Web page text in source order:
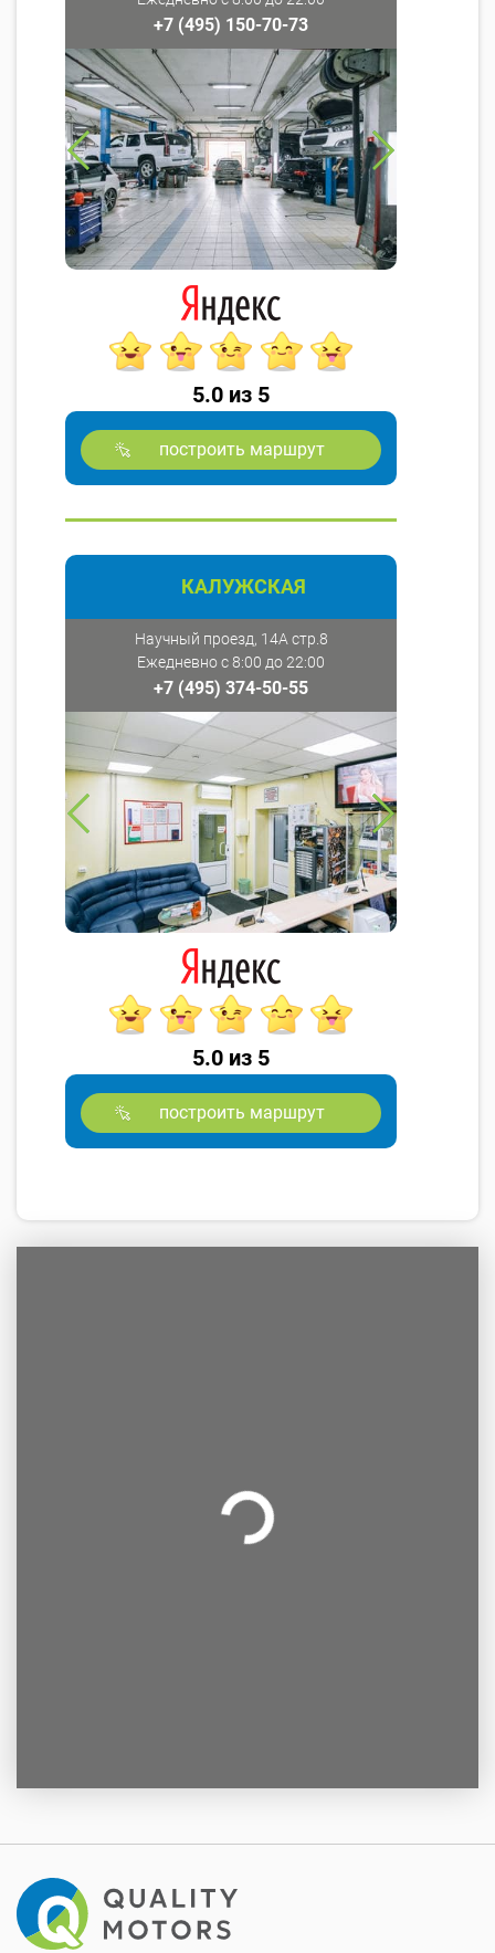
+7 (495) 150-70-73
5.0 из 5
построить маршрут
КАЛУЖСКАЯ
Научный проезд, 14А стр.8
Ежедневно с 8:00 до 22:00
+7 (495) 374-50-55
5.0 из 5
построить маршрут